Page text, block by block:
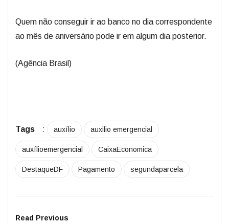
Quem não conseguir ir ao banco no dia correspondente
ao mês de aniversário pode ir em algum dia posterior.
(Agência Brasil)
Tags : auxílio auxilio emergencial
auxílioemergencial CaixaEconomica
DestaqueDF Pagamento segundaparcela
Read Previous